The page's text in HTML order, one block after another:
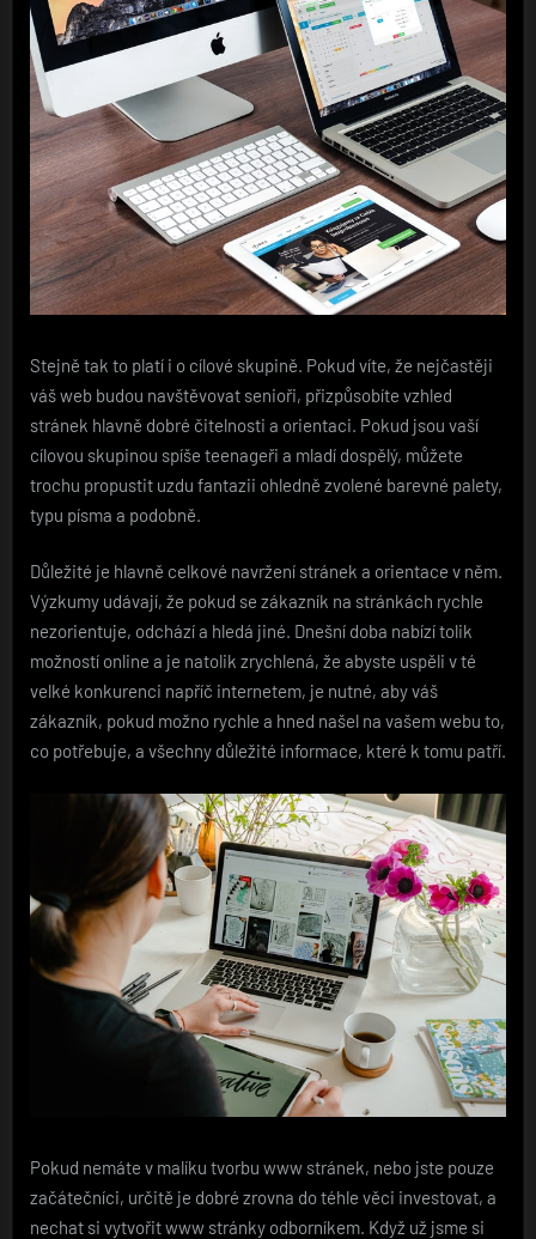
Stejně tak to platí i o cílové skupině. Pokud víte, že nejčastěji
váš web budou navštěvovat senioři, přizpůsobíte vzhled
stránek hlavně dobré čitelnosti a orientaci. Pokud jsou vaší
cílovou skupinou spíše teenageři a mladí dospělý, můžete
trochu propustit uzdu fantazii ohledně zvolené barevné palety,
typu písma a podobně.
Důležité je hlavně celkové navržení stránek a orientace v něm.
Výzkumy udávají, že pokud se zákazník na stránkách rychle
nezorientuje, odchází a hledá jiné. Dnešní doba nabízí tolik
možností online a je natolik zrychlená, že abyste uspěli v té
velké konkurenci napříč internetem, je nutné, aby váš
zákazník, pokud možno rychle a hned našel na vašem webu to,
co potřebuje, a všechny důležité informace, které k tomu patří.
Pokud nemáte v malíku tvorbu www stránek, nebo jste pouze
začátečníci, určitě je dobré zrovna do téhle věci investovat, a
nechat si vytvořit www stránky odborníkem. Když už jsme si